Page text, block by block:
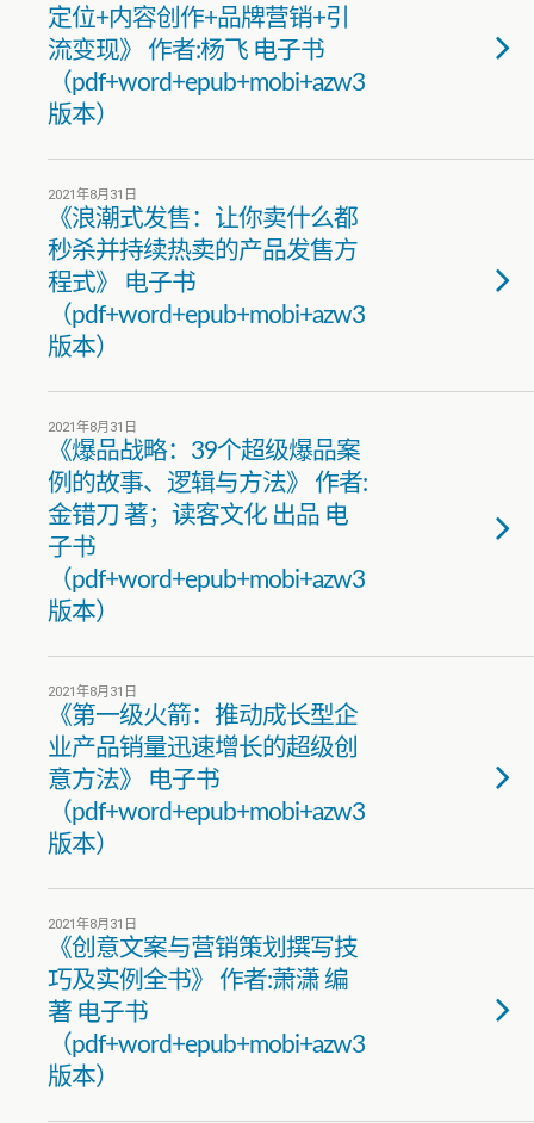
定位+内容创作+品牌营销+引
流变现》 作者:杨飞 电子书
（pdf+word+epub+mobi+azw3
版本）
2021年8月31日
《浪潮式发售：让你卖什么都
秒杀并持续热卖的产品发售方
程式》 电子书
（pdf+word+epub+mobi+azw3
版本）
2021年8月31日
《爆品战略：39个超级爆品案
例的故事、逻辑与方法》 作者:
金错刀 著；读客文化 出品 电
子书
（pdf+word+epub+mobi+azw3
版本）
2021年8月31日
《第一级火箭：推动成长型企
业产品销量迅速增长的超级创
意方法》 电子书
（pdf+word+epub+mobi+azw3
版本）
2021年8月31日
《创意文案与营销策划撰写技
巧及实例全书》 作者:萧潇 编
著 电子书
（pdf+word+epub+mobi+azw3
版本）